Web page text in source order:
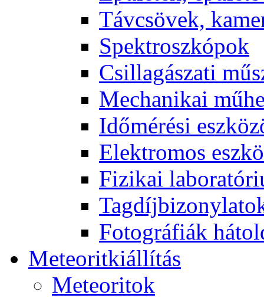
Táv­csö­vek,
Spekt­rosz­kó­pok
Csil­la­gá­sza­ti
Me­cha­ni­kai
Idő­mé­ré­si
Elekt­ro­mos
Fi­zi­kai
Fo­tog­rá­fi­ák
Me­te­o­rit­ki­ál­lí­tás
Me­te­o­ri­tok